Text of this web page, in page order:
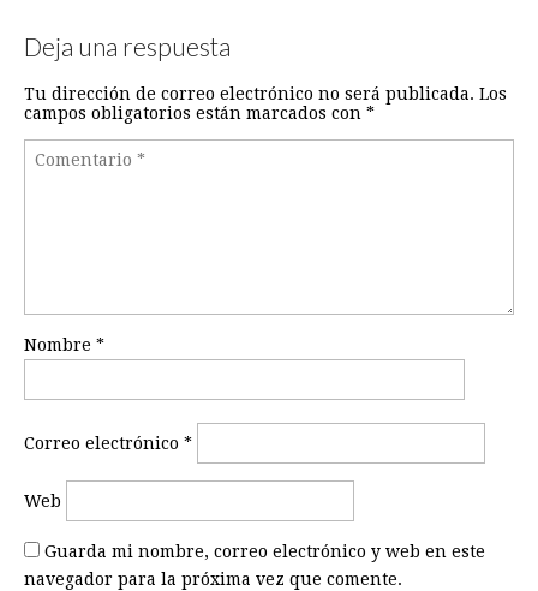
Deja una respuesta
Tu dirección de correo electrónico no será publicada. Los
campos obligatorios están marcados con *
Nombre *
Correo electrónico *
Web
Guarda mi nombre, correo electrónico y web en este
navegador para la próxima vez que comente.